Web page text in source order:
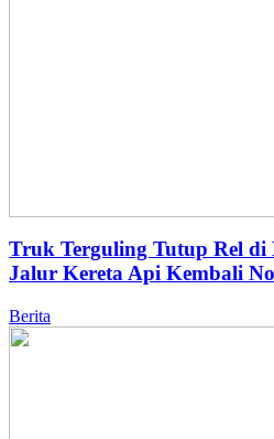
Truk Terguling Tutup Rel
Jalur Kereta Api Kembali
Berita